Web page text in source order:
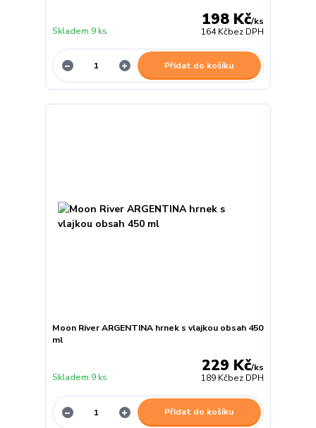
198 Kč/ks
164 Kčbez DPH
Skladem 9 ks
Přidat do košíku
Moon River ARGENTINA hrnek s vlajkou obsah 450
ml
229 Kč/ks
189 Kčbez DPH
Skladem 9 ks
Přidat do košíku